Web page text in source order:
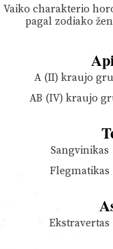
Vaiko charakterio
pagal zodiako
A (II) kraujo
AB (IV) kraujo
Sangvinikas
Flegmatikas
Ekstravertas